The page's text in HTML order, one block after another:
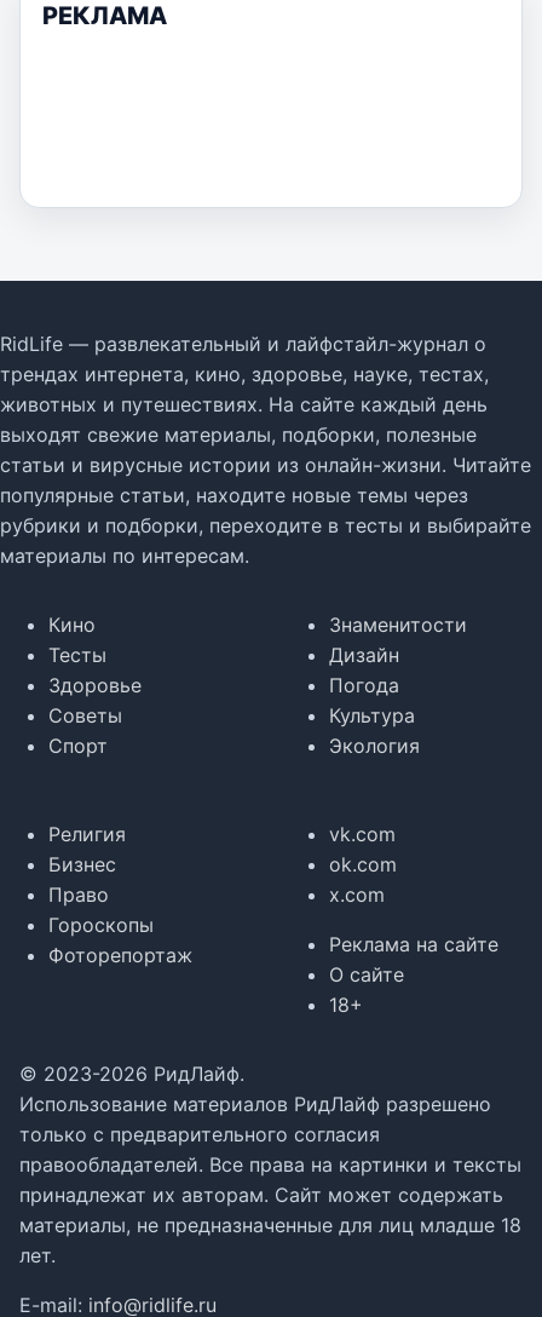
РЕКЛАМА
RidLife — развлекательный и лайфстайл-журнал о
трендах интернета, кино, здоровье, науке, тестах,
животных и путешествиях. На сайте каждый день
выходят свежие материалы, подборки, полезные
статьи и вирусные истории из онлайн-жизни. Читайте
популярные статьи, находите новые темы через
рубрики и подборки, переходите в тесты и выбирайте
материалы по интересам.
Кино
Тесты
Здоровье
Советы
Спорт
Знаменитости
Дизайн
Погода
Культура
Экология
Религия
Бизнес
Право
Гороскопы
Фоторепортаж
vk.com
ok.com
x.com
Реклама на сайте
О сайте
18+
© 2023-2026 РидЛайф.
Использование материалов РидЛайф разрешено
только с предварительного согласия
правообладателей. Все права на картинки и тексты
принадлежат их авторам. Сайт может содержать
материалы, не предназначенные для лиц младше 18
лет.
E-mail: info@ridlife.ru